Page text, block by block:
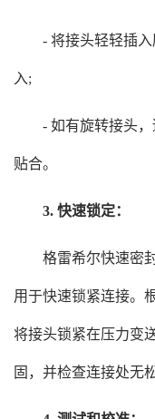
- 将接头轻轻插入
入;
- 如有旋转接头，
贴合。
3. 快速锁定：
格雷希尔快速密封
用于快速锁紧连接。
将接头锁紧在压力变
固，并检查连接处无